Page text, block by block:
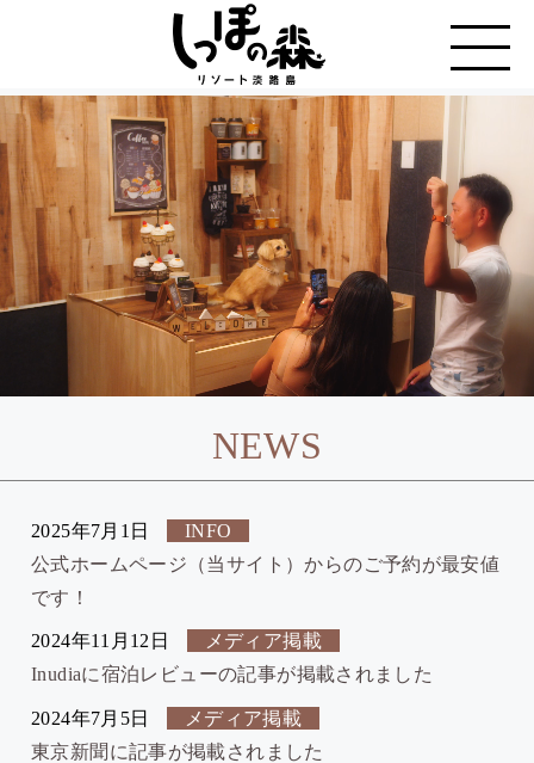
NEWS
2025年7月1日
INFO
公式ホームページ（当サイト）からのご予約が最安値
です！
2024年11月12日
メディア掲載
Inudiaに宿泊レビューの記事が掲載されました
2024年7月5日
メディア掲載
東京新聞に記事が掲載されました